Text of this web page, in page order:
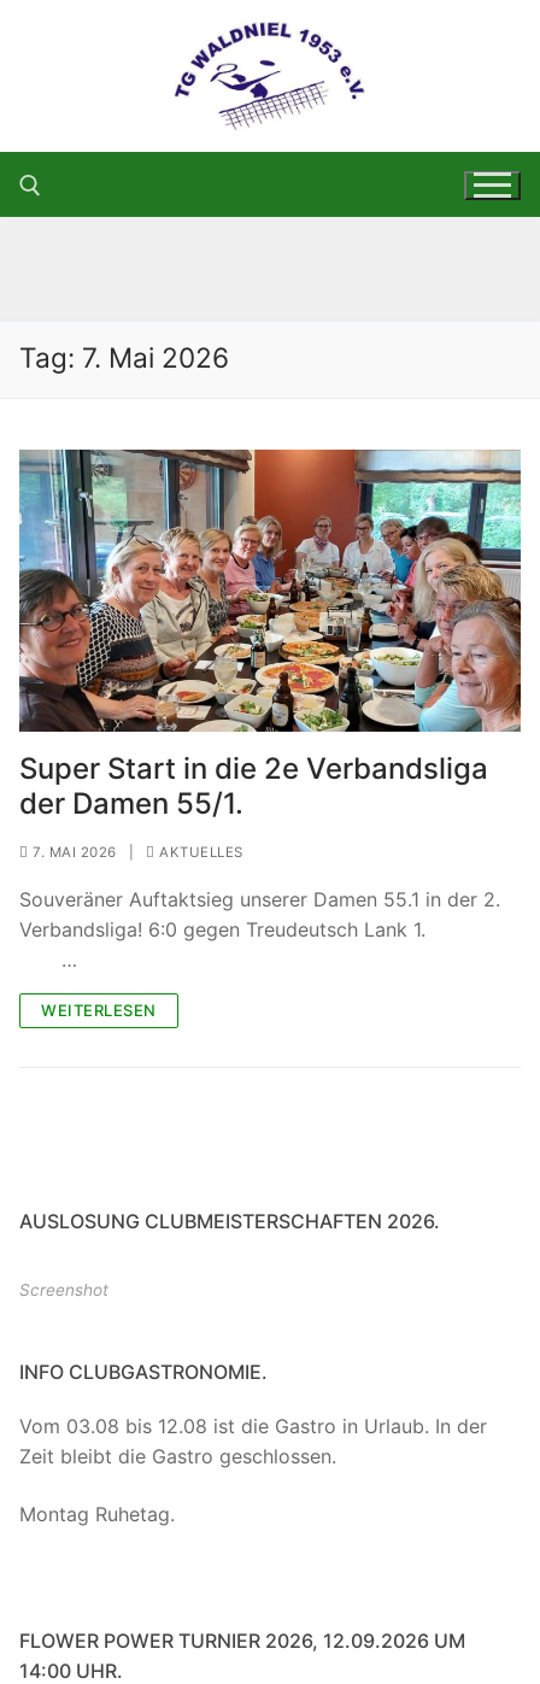
Tag: 7. Mai 2026
Super Start in die 2e Verbandsliga
der Damen 55/1.
7. MAI 2026 AKTUELLES
Souveräner Auftaktsieg unserer Damen 55.1 in der 2.
Verbandsliga! 6:0 gegen Treudeutsch Lank 1.
…
WEITERLESEN
AUSLOSUNG CLUBMEISTERSCHAFTEN 2026.
Screenshot
INFO CLUBGASTRONOMIE.
Vom 03.08 bis 12.08 ist die Gastro in Urlaub. In der
Zeit bleibt die Gastro geschlossen.
Montag Ruhetag.
FLOWER POWER TURNIER 2026, 12.09.2026 UM
14:00 UHR.